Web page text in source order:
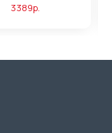
3389р.